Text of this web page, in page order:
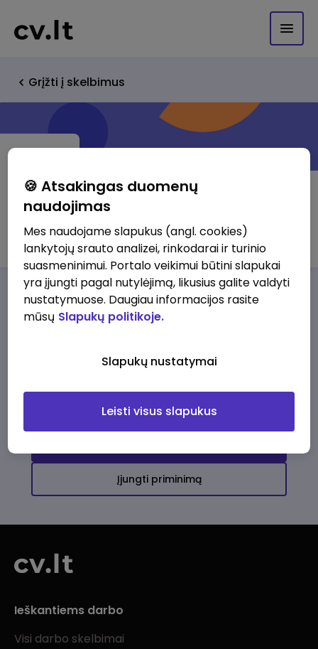
Grįžti į skelbimus
Blastera, UAB
Darbo pasiūlymaiApie musPrivalumai
darbo pasiūlymų
Įjungti priminimą
Ieškantiems darbo
Visi darbo skelbimai
🍪 Atsakingas duomenų
naudojimas
Mes naudojame slapukus (angl. cookies)
lankytojų srauto analizei, rinkodarai ir turinio
suasmeninimui. Portalo veikimui būtini slapukai
yra įjungti pagal nutylėjimą, likusius galite valdyti
nustatymuose. Daugiau informacijos rasite
mūsų Slapukų politikoje.
Slapukų nustatymai
Leisti visus slapukus